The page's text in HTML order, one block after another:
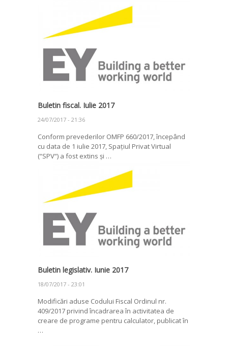
Buletin fiscal. Iulie 2017
24/07/2017 - 21:36
Conform prevederilor OMFP 660/2017, începând
cu data de 1 iulie 2017, Spațiul Privat Virtual
(“SPV“) a fost extins și …
Buletin legislativ. Iunie 2017
18/07/2017 - 23:01
Modificări aduse Codului Fiscal Ordinul nr.
409/2017 privind încadrarea în activitatea de
creare de programe pentru calculator, publicat în
…